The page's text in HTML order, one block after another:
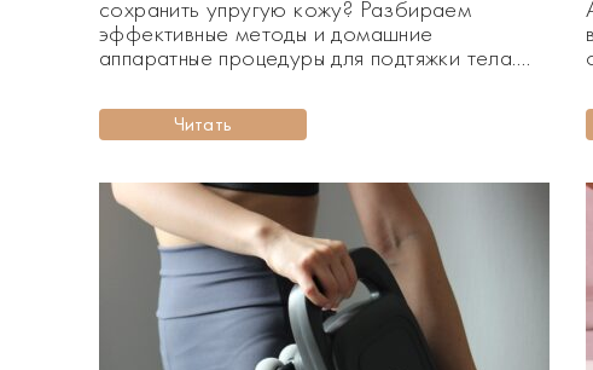
сохранить упругую кожу? Разбираем
эффективные методы и домашние
аппаратные процедуры для подтяжки тела.
сталкивается почти каждая девушка. Но
сохранить при этом упругую и подтянутую
уходит и тонус: появляется дряблость,
«плывут» контуры, и тело выглядит менее […]
Читать